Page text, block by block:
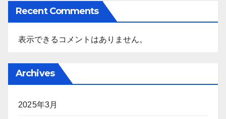
Recent Comments
表示できるコメントはありません。
Archives
2025年3月